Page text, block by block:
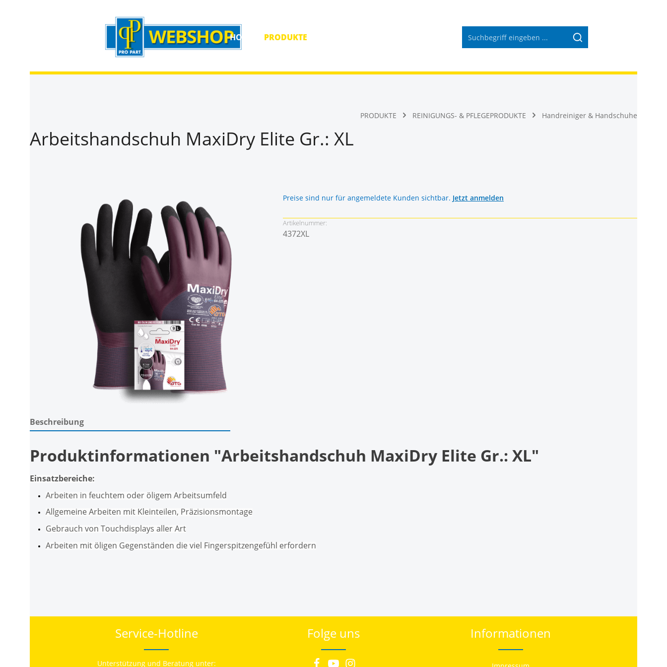
HOME PRODUKTE
PRODUKTE REINIGUNGS- & PFLEGEPRODUKTE Handreiniger & Handschuhe
Arbeitshandschuh MaxiDry Elite Gr.: XL
Preise sind nur für angemeldete Kunden sichtbar. Jetzt anmelden
Artikelnummer:
4372XL
Beschreibung
Produktinformationen "Arbeitshandschuh MaxiDry Elite Gr.: XL"
Einsatzbereiche:
Arbeiten in feuchtem oder öligem Arbeitsumfeld
Allgemeine Arbeiten mit Kleinteilen, Präzisionsmontage
Gebrauch von Touchdisplays aller Art
Arbeiten mit öligen Gegenständen die viel Fingerspitzengefühl erfordern
Service-Hotline
Unterstützung und Beratung unter:
Folge uns Informationen